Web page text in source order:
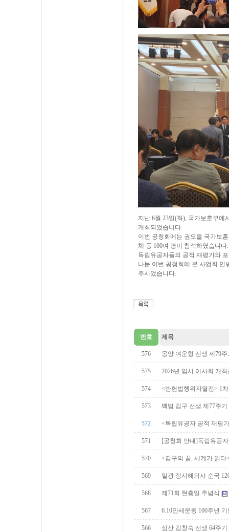
지난 6월 23일(화), 국가보훈부
개최되었습니다.
이번 공청회에는 권오을 국가보
체 등 100여 명이 참석하였습니다.
독립유공자들의 공적 재평가와
나눈 이번 공청회에 본 사업회 안
주시었습니다.
번호 제목
576 몽양 여운형 선생 제79
575 2026년 임시 이사회 개최
574 <반헌법행위자열전> 1
573 백범 김구 선생 제77주
572 <독립유공자 공적 재평
571 [공청회 안내]독립유공
570 <김구의 꿈, 세계가 읽
569 일광 정시해의사 순국
568 제71회 현충일 추념식
567 6.10만세운동 100주년
566 심산 김창숙 선생 64주